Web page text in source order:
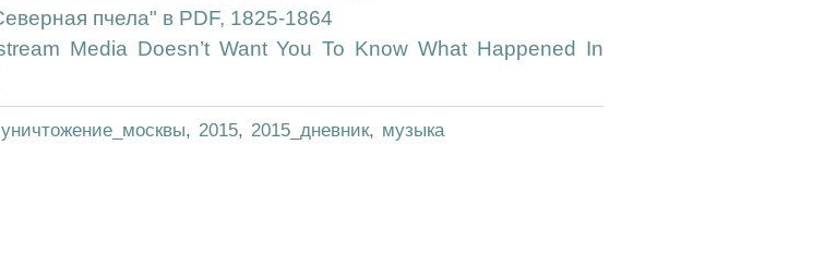
пчела" в PDF, 1825-1864
Media Doesn’t Want You To Know What Happened In
уничтожение_москвы, 2015, 2015_дневник, музыка